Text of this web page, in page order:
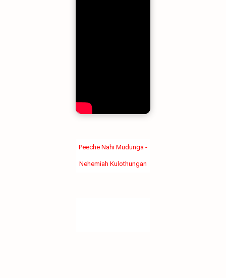
Peeche Nahi Mudunga -
Nehemiah Kulothungan